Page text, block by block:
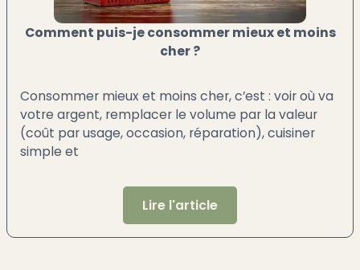
Comment puis-je consommer mieux et moins
cher ?
Consommer mieux et moins cher, c’est : voir où va
votre argent, remplacer le volume par la valeur
(coût par usage, occasion, réparation), cuisiner
simple et
Lire l'article